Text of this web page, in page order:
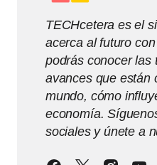
TECHcetera es el
acerca al futuro
podrás conocer las
avances que están
mundo, cómo
economía.
sociales y únete a